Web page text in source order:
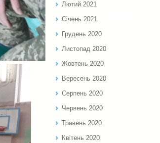
Лютий 2021
Січень 2021
Грудень 2020
Листопад 2020
Жовтень 2020
Вересень 2020
Серпень 2020
Червень 2020
Травень 2020
Квітень 2020